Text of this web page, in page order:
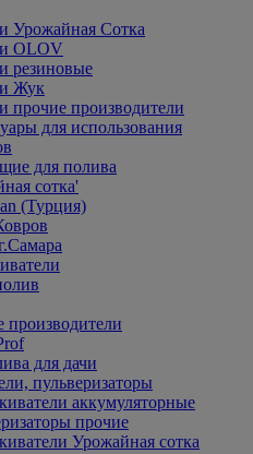
Урожайная Сотка
OLOV
резиновые
Жук
прочие производители
для использования
для полива
сотка'
(Турция)
производители
для дачи
пульверизаторы
аккумуляторные
прочие
Урожайная сотка